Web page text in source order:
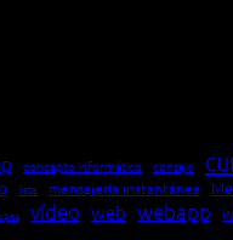
concepto informático consejo
lista mensajería instantánea
vídeo web webapp